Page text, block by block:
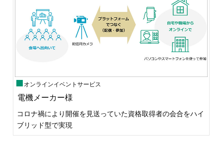
オンラインイベントサービス
電機メーカー様
コロナ禍により開催を見送っていた資格取得者の会合をハイ
ブリッド型で実現